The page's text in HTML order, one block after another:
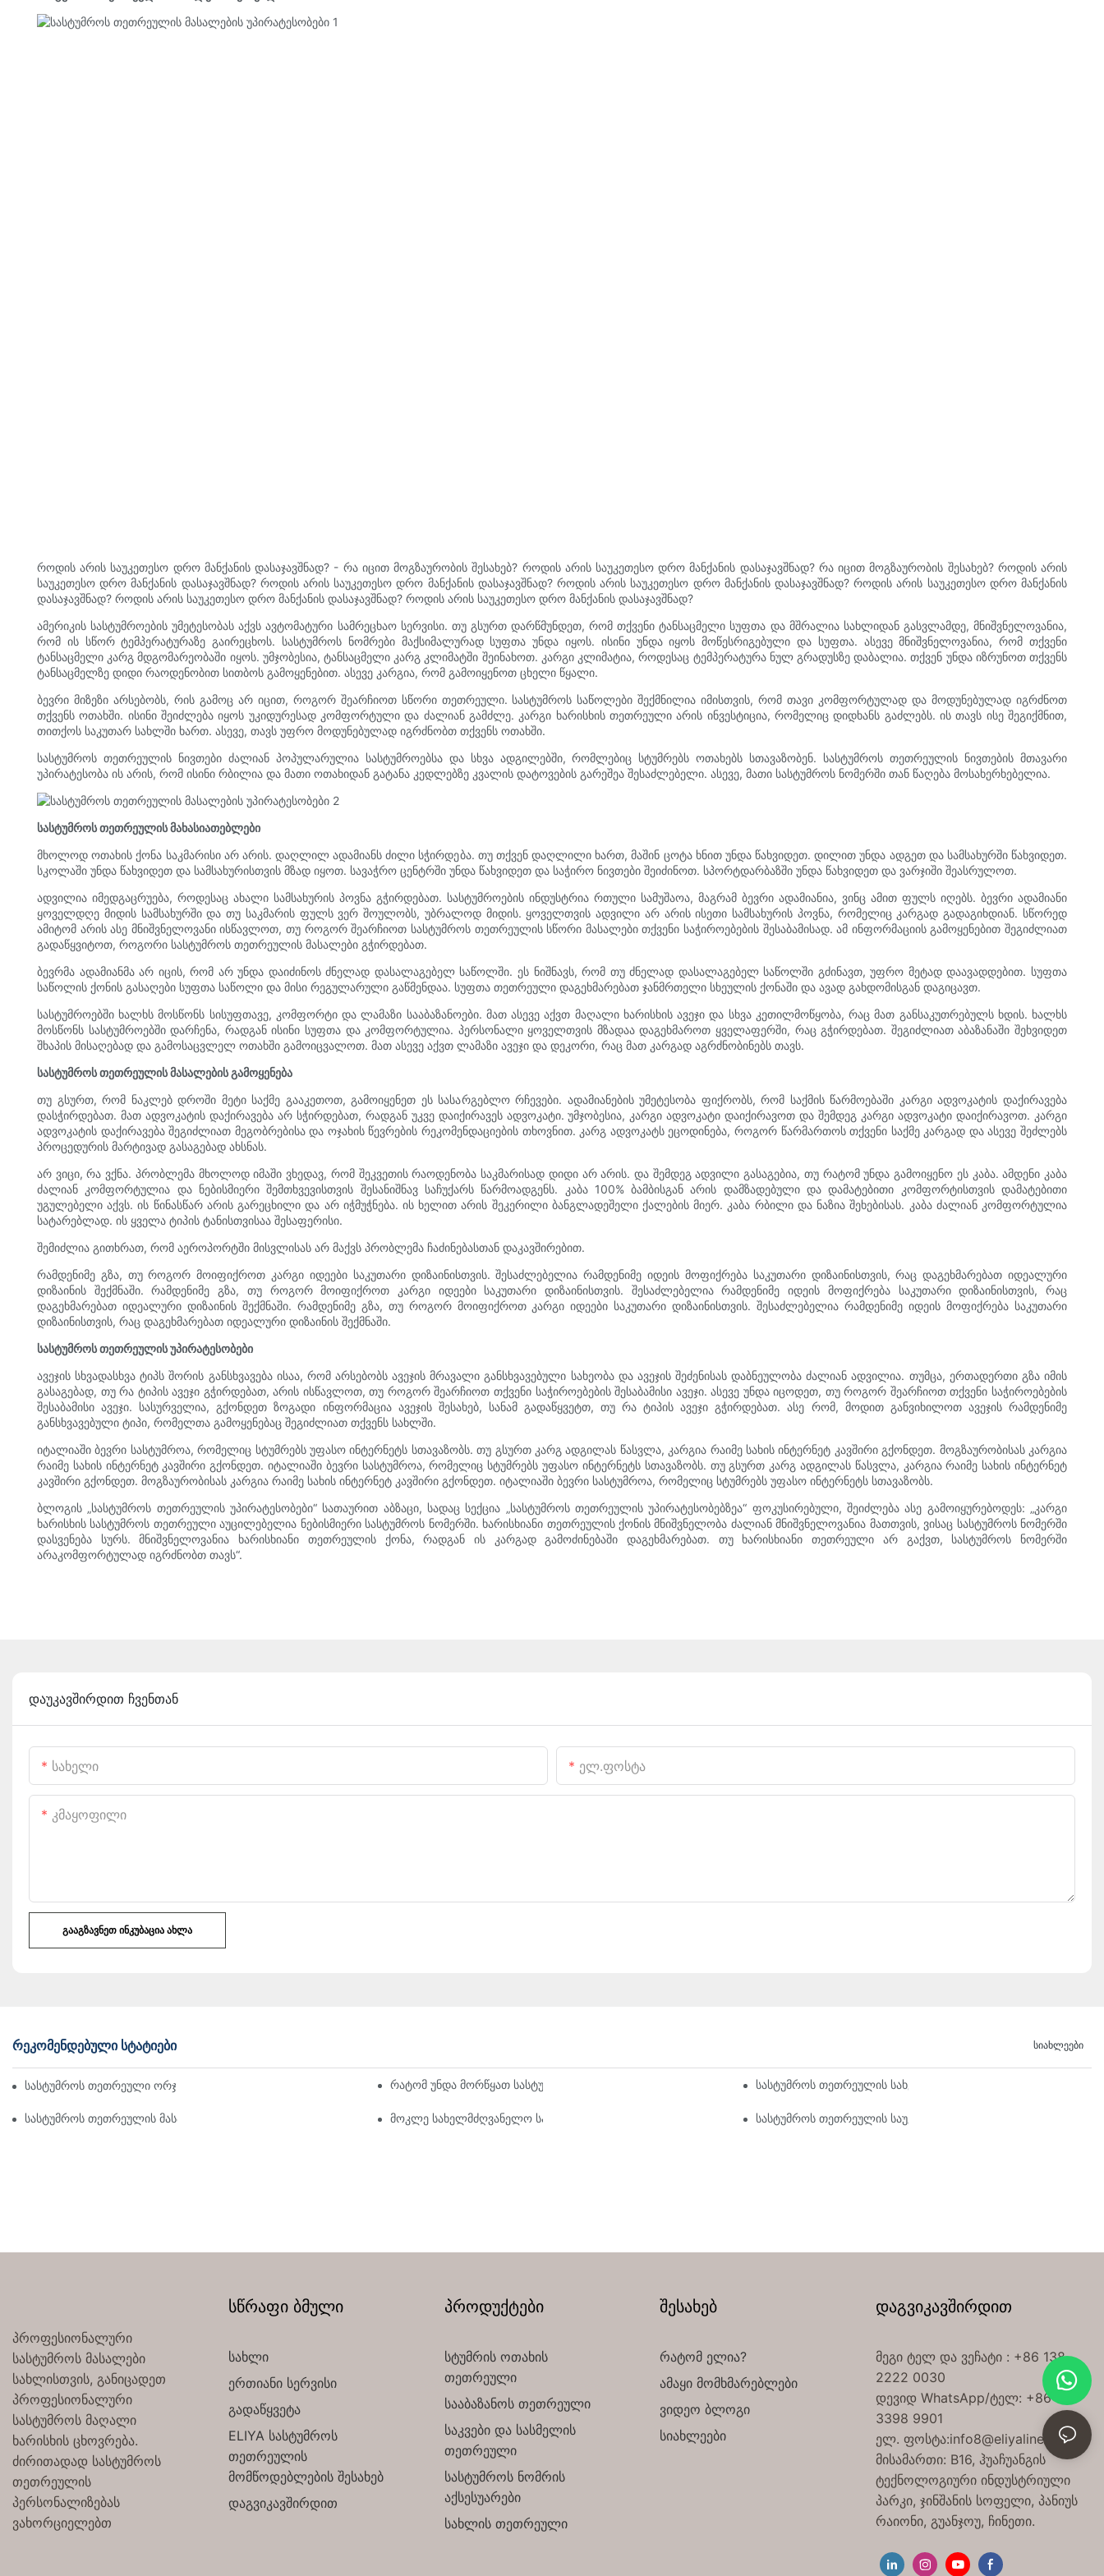
როდის არის საუკეთესო დრო მანქანის დასაჯავშნად? - რა იცით მოგზაურობის შესახებ? როდის არის საუკეთესო დრო მანქანის დასაჯავშნად? რა იცით მოგზაურობის შესახებ? როდის არის
საუკეთესო დრო მანქანის დასაჯავშნად? როდის არის საუკეთესო დრო მანქანის დასაჯავშნად? როდის არის საუკეთესო დრო მანქანის დასაჯავშნად? როდის არის საუკეთესო დრო მანქანის
დასაჯავშნად? როდის არის საუკეთესო დრო მანქანის დასაჯავშნად? როდის არის საუკეთესო დრო მანქანის დასაჯავშნად?
ამერიკის სასტუმროების უმეტესობას აქვს ავტომატური სამრეცხაო სერვისი. თუ გსურთ დარწმუნდეთ, რომ თქვენი ტანსაცმელი სუფთა და მშრალია სახლიდან გასვლამდე, მნიშვნელოვანია,
რომ ის სწორ ტემპერატურაზე გაირეცხოს. სასტუმროს ნომრები მაქსიმალურად სუფთა უნდა იყოს. ისინი უნდა იყოს მოწესრიგებული და სუფთა. ასევე მნიშვნელოვანია, რომ თქვენი
ტანსაცმელი კარგ მდგომარეობაში იყოს. უმჯობესია, ტანსაცმელი კარგ კლიმატში შეინახოთ. კარგი კლიმატია, როდესაც ტემპერატურა ნულ გრადუსზე დაბალია. თქვენ უნდა იზრუნოთ თქვენს
ტანსაცმელზე დიდი რაოდენობით სითბოს გამოყენებით. ასევე კარგია, რომ გამოიყენოთ ცხელი წყალი.
ბევრი მიზეზი არსებობს, რის გამოც არ იცით, როგორ შეარჩიოთ სწორი თეთრეული. სასტუმროს საწოლები შექმნილია იმისთვის, რომ თავი კომფორტულად და მოდუნებულად იგრძნოთ
თქვენს ოთახში. ისინი შეიძლება იყოს უკიდურესად კომფორტული და ძალიან გამძლე. კარგი ხარისხის თეთრეული არის ინვესტიცია, რომელიც დიდხანს გაძლებს. ის თავს ისე შეგიქმნით,
თითქოს საკუთარ სახლში ხართ. ასევე, თავს უფრო მოდუნებულად იგრძნობთ თქვენს ოთახში.
სასტუმროს თეთრეულის ნივთები ძალიან პოპულარულია სასტუმროებსა და სხვა ადგილებში, რომლებიც სტუმრებს ოთახებს სთავაზობენ. სასტუმროს თეთრეულის ნივთების მთავარი
უპირატესობა ის არის, რომ ისინი რბილია და მათი ოთახიდან გატანა კედლებზე კვალის დატოვების გარეშეა შესაძლებელი. ასევე, მათი სასტუმროს ნომერში თან წაღება მოსახერხებელია.
სასტუმროს თეთრეულის მახასიათებლები
მხოლოდ ოთახის ქონა საკმარისი არ არის. დაღლილ ადამიანს ძილი სჭირდება. თუ თქვენ დაღლილი ხართ, მაშინ ცოტა ხნით უნდა წახვიდეთ. დილით უნდა ადგეთ და სამსახურში წახვიდეთ.
სკოლაში უნდა წახვიდეთ და სამსახურისთვის მზად იყოთ. სავაჭრო ცენტრში უნდა წახვიდეთ და საჭირო ნივთები შეიძინოთ. სპორტდარბაზში უნდა წახვიდეთ და ვარჯიში შეასრულოთ.
ადვილია იმედგაცრუება, როდესაც ახალი სამსახურის პოვნა გჭირდებათ. სასტუმროების ინდუსტრია რთული სამუშაოა, მაგრამ ბევრი ადამიანია, ვინც ამით ფულს იღებს. ბევრი ადამიანი
ყოველდღე მიდის სამსახურში და თუ საკმარის ფულს ვერ შოულობს, უბრალოდ მიდის. ყოველთვის ადვილი არ არის ისეთი სამსახურის პოვნა, რომელიც კარგად გადაგიხდიან. სწორედ
ამიტომ არის ასე მნიშვნელოვანი ისწავლოთ, თუ როგორ შეარჩიოთ სასტუმროს თეთრეულის სწორი მასალები თქვენი საჭიროებების შესაბამისად. ამ ინფორმაციის გამოყენებით შეგიძლიათ
გადაწყვიტოთ, როგორი სასტუმროს თეთრეულის მასალები გჭირდებათ.
ბევრმა ადამიანმა არ იცის, რომ არ უნდა დაიძინოს ძნელად დასალაგებელ საწოლში. ეს ნიშნავს, რომ თუ ძნელად დასალაგებელ საწოლში გძინავთ, უფრო მეტად დაავადდებით. სუფთა
საწოლის ქონის გასაღები სუფთა საწოლი და მისი რეგულარული გაწმენდაა. სუფთა თეთრეული დაგეხმარებათ ჯანმრთელი სხეულის ქონაში და ავად გახდომისგან დაგიცავთ.
სასტუმროებში ხალხს მოსწონს სისუფთავე, კომფორტი და ლამაზი სააბაზანოები. მათ ასევე აქვთ მაღალი ხარისხის ავეჯი და სხვა კეთილმოწყობა, რაც მათ განსაკუთრებულს ხდის. ხალხს
მოსწონს სასტუმროებში დარჩენა, რადგან ისინი სუფთა და კომფორტულია. პერსონალი ყოველთვის მზადაა დაგეხმაროთ ყველაფერში, რაც გჭირდებათ. შეგიძლიათ აბაზანაში შეხვიდეთ
შხაპის მისაღებად და გამოსაცვლელ ოთახში გამოიცვალოთ. მათ ასევე აქვთ ლამაზი ავეჯი და დეკორი, რაც მათ კარგად აგრძნობინებს თავს.
სასტუმროს თეთრეულის მასალების გამოყენება
თუ გსურთ, რომ ნაკლებ დროში მეტი საქმე გააკეთოთ, გამოიყენეთ ეს სასარგებლო რჩევები. ადამიანების უმეტესობა ფიქრობს, რომ საქმის წარმოებაში კარგი ადვოკატის დაქირავება
დასჭირდებათ. მათ ადვოკატის დაქირავება არ სჭირდებათ, რადგან უკვე დაიქირავეს ადვოკატი. უმჯობესია, კარგი ადვოკატი დაიქირავოთ და შემდეგ კარგი ადვოკატი დაიქირავოთ. კარგი
ადვოკატის დაქირავება შეგიძლიათ მეგობრებისა და ოჯახის წევრების რეკომენდაციების თხოვნით. კარგ ადვოკატს ეცოდინება, როგორ წარმართოს თქვენი საქმე კარგად და ასევე შეძლებს
პროცედურის მარტივად გასაგებად ახსნას.
არ ვიცი, რა ვქნა. პრობლემა მხოლოდ იმაში ვხედავ, რომ შეკვეთის რაოდენობა საკმარისად დიდი არ არის. და შემდეგ ადვილი გასაგებია, თუ რატომ უნდა გამოიყენო ეს კაბა. ამდენი კაბა
ძალიან კომფორტულია და ნებისმიერი შემთხვევისთვის შესანიშნავ საჩუქარს წარმოადგენს. კაბა 100% ბამბისგან არის დამზადებული და დამატებითი კომფორტისთვის დამატებითი
უგულებელი აქვს. ის წინასწარ არის გარეცხილი და არ იჭმუჭნება. ის ხელით არის შეკერილი ბანგლადეშელი ქალების მიერ. კაბა რბილი და ნაზია შეხებისას. კაბა ძალიან კომფორტულია
სატარებლად. ის ყველა ტიპის ტანისთვისაა შესაფერისი.
შემიძლია გითხრათ, რომ აეროპორტში მისვლისას არ მაქვს პრობლემა ჩაძინებასთან დაკავშირებით.
რამდენიმე გზა, თუ როგორ მოიფიქროთ კარგი იდეები საკუთარი დიზაინისთვის. შესაძლებელია რამდენიმე იდეის მოფიქრება საკუთარი დიზაინისთვის, რაც დაგეხმარებათ იდეალური
დიზაინის შექმნაში. რამდენიმე გზა, თუ როგორ მოიფიქროთ კარგი იდეები საკუთარი დიზაინისთვის. შესაძლებელია რამდენიმე იდეის მოფიქრება საკუთარი დიზაინისთვის, რაც
დაგეხმარებათ იდეალური დიზაინის შექმნაში. რამდენიმე გზა, თუ როგორ მოიფიქროთ კარგი იდეები საკუთარი დიზაინისთვის. შესაძლებელია რამდენიმე იდეის მოფიქრება საკუთარი
დიზაინისთვის, რაც დაგეხმარებათ იდეალური დიზაინის შექმნაში.
სასტუმროს თეთრეულის უპირატესობები
ავეჯის სხვადასხვა ტიპს შორის განსხვავება ისაა, რომ არსებობს ავეჯის მრავალი განსხვავებული სახეობა და ავეჯის შეძენისას დაბნეულობა ძალიან ადვილია. თუმცა, ერთადერთი გზა იმის
გასაგებად, თუ რა ტიპის ავეჯი გჭირდებათ, არის ისწავლოთ, თუ როგორ შეარჩიოთ თქვენი საჭიროებების შესაბამისი ავეჯი. ასევე უნდა იცოდეთ, თუ როგორ შეარჩიოთ თქვენი საჭიროებების
შესაბამისი ავეჯი. სასურველია, გქონდეთ ზოგადი ინფორმაცია ავეჯის შესახებ, სანამ გადაწყვეტთ, თუ რა ტიპის ავეჯი გჭირდებათ. ასე რომ, მოდით განვიხილოთ ავეჯის რამდენიმე
განსხვავებული ტიპი, რომელთა გამოყენებაც შეგიძლიათ თქვენს სახლში.
იტალიაში ბევრი სასტუმროა, რომელიც სტუმრებს უფასო ინტერნეტს სთავაზობს. თუ გსურთ კარგ ადგილას წასვლა, კარგია რაიმე სახის ინტერნეტ კავშირი გქონდეთ. მოგზაურობისას კარგია
რაიმე სახის ინტერნეტ კავშირი გქონდეთ. იტალიაში ბევრი სასტუმროა, რომელიც სტუმრებს უფასო ინტერნეტს სთავაზობს. თუ გსურთ კარგ ადგილას წასვლა, კარგია რაიმე სახის ინტერნეტ
კავშირი გქონდეთ. მოგზაურობისას კარგია რაიმე სახის ინტერნეტ კავშირი გქონდეთ. იტალიაში ბევრი სასტუმროა, რომელიც სტუმრებს უფასო ინტერნეტს სთავაზობს.
ბლოგის „სასტუმროს თეთრეულის უპირატესობები“ სათაურით აბზაცი, სადაც სექცია „სასტუმროს თეთრეულის უპირატესობებზეა“ ფოკუსირებული, შეიძლება ასე გამოიყურებოდეს: „კარგი
ხარისხის სასტუმროს თეთრეული აუცილებელია ნებისმიერი სასტუმროს ნომერში. ხარისხიანი თეთრეულის ქონის მნიშვნელობა ძალიან მნიშვნელოვანია მათთვის, ვისაც სასტუმროს ნომერში
დასვენება სურს. მნიშვნელოვანია ხარისხიანი თეთრეულის ქონა, რადგან ის კარგად გამოძინებაში დაგეხმარებათ. თუ ხარისხიანი თეთრეული არ გაქვთ, სასტუმროს ნომერში
არაკომფორტულად იგრძნობთ თავს“.
დაუკავშირდით ჩვენთან
Სახელი Ელ.ფოსტა
Კმაყოფილი
ᲒᲐᲐᲒᲖᲐᲕᲜᲔᲗ ᲘᲜᲙᲣᲑᲐᲪᲘᲐ ᲐᲮᲚᲐ
ᲠᲔᲙᲝᲛᲔᲜᲓᲔᲑᲣᲚᲘ ᲡᲢᲐᲢᲘᲔᲑᲘ Სიახლეები
სასტუმროს თეთრეული ორჯერ დაბინძურებულია! ! იცი? -1 რატომ უნდა მორწყათ სასტუმროს თეთრეული გამოყენებამდე? -1 სასტუმროს თეთრეულის სახელმძღვანელო | ELIYA Linen
სასტუმროს თეთრეულის მასალები: საუკეთესო ახალი სასტუმროს თეთრეულის მასალები ბაზარზემოკლე სახელმძღვანელო სასტუმროს თეთრეულის მასალების შერჩევისთვისსასტუმროს თეთრეულის საუკეთესო ნივთები
პროფესიონალური
სასტუმროს მასალები
სახლისთვის, განიცადეთ
პროფესიონალური
სასტუმროს მაღალი
ხარისხის ცხოვრება.
ძირითადად სასტუმროს
თეთრეულის
პერსონალიზებას
ვახორციელებთ
სწრაფი ბმული
სახლი
ერთიანი სერვისი
გადაწყვეტა
ELIYA სასტუმროს
თეთრეულის
მომწოდებლების შესახებ
დაგვიკავშირდით
პროდუქტები
სტუმრის ოთახის
თეთრეული
სააბაზანოს თეთრეული
საკვები და სასმელის
თეთრეული
სასტუმროს ნომრის
აქსესუარები
სახლის თეთრეული
შესახებ
რატომ ელია?
ამაყი მომხმარებლები
ვიდეო ბლოგი
სიახლეები
დაგვიკავშირდით
მეგი ტელდა ვეჩატი : +86 138
2222 0030
დევიდ WhatsApp/ტელ: +86 189
3398 9901
ელ. ფოსტა:info8@eliyalinen.com
მისამართი: B16, ჰუაჩუანგის
ტექნოლოგიური ინდუსტრიული
პარკი, ჯინშანის სოფელი, პანიუს
რაიონი, გუანჯოუ, ჩინეთი.